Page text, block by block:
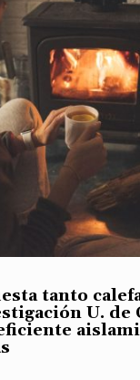
tanto
U. de